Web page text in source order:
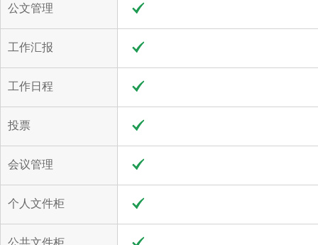
公文管理
工作汇报
工作日程
投票
会议管理
个人文件柜
公共文件柜